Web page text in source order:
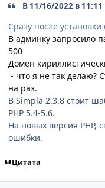
В 11/16/2022 в
Сразу после
В админку запросило
500
Домен
- что я не так делаю?
на раз.
В Simpla 2.3.8 стоит
PHP 5.4-5.6.
На новых версия PHP,
ошибки.
Цитата